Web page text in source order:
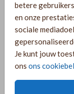
betere
en onze
sociale
Je kunt jouw
ons ons
OMSCHRIJVING
Lief
wens aan of voeg